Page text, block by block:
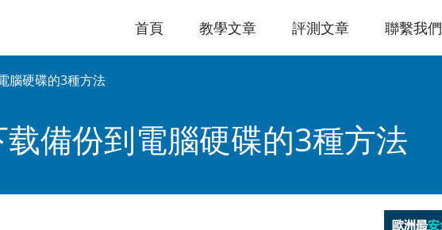
首頁 教學文章 評測文章 聯繫我們
腦硬碟的3種方法
備份到電腦硬碟的3種方法